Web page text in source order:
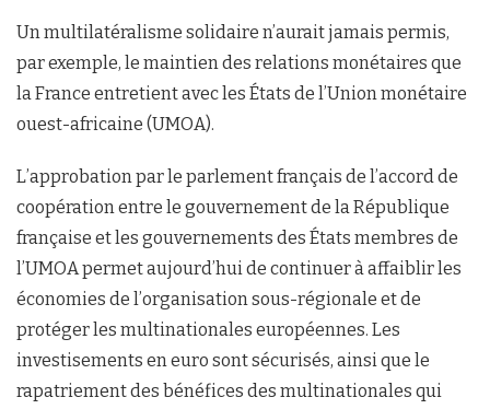
Un multilatéralisme solidaire n’aurait jamais permis,
par exemple, le maintien des relations monétaires que
la France entretient avec les États de l’Union monétaire
ouest-africaine (UMOA).
L’approbation par le parlement français de l’accord de
coopération entre le gouvernement de la République
française et les gouvernements des États membres de
l’UMOA permet aujourd’hui de continuer à affaiblir les
économies de l’organisation sous-régionale et de
protéger les multinationales européennes. Les
investisements en euro sont sécurisés, ainsi que le
rapatriement des bénéfices des multinationales qui